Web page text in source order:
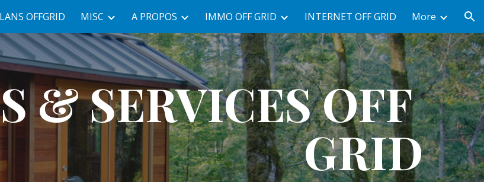
Skip to navigation
OFFGRID MISC A PROPOS IMMO OFF GRID INTERNET OFF GRID More
& SERVICES OFF
GRID